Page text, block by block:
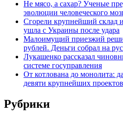
Не мясо, а сахар? Ученые
эволюции человеческого
Сгорели крупнейший склад
ушла с Украины после удара
Малоимущий приезжий
рублей. Деньги собрал на
Лукашенко рассказал
системе госуправления
От котлована до монолита:
девяти крупнейших
Рубрики